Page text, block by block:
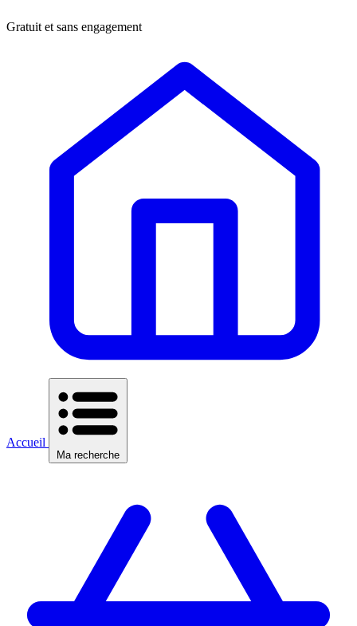
Gratuit et sans engagement
Accueil
Ma recherche